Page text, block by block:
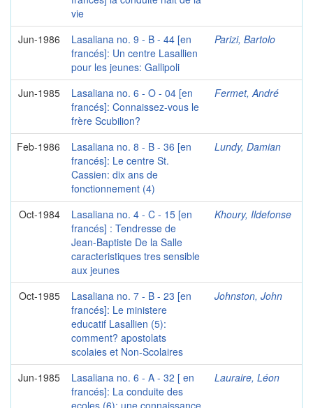
vie
Jun-1986
Lasaliana no. 9 - B - 44 [en
francés]: Un centre Lasallien
pour les jeunes: Gallipoli
Parizi, Bartolo
Jun-1985
Lasaliana no. 6 - O - 04 [en
francés]: Connaissez-vous le
frère Scubilion?
Fermet, André
Feb-1986
Lasaliana no. 8 - B - 36 [en
francés]: Le centre St.
Cassien: dix ans de
fonctionnement (4)
Lundy, Damian
Oct-1984
Lasaliana no. 4 - C - 15 [en
francés] : Tendresse de
Jean-Baptiste De la Salle
caracteristiques tres sensible
aux jeunes
Khoury, Ildefonse
Oct-1985
Lasaliana no. 7 - B - 23 [en
francés]: Le ministere
educatif Lasallien (5):
comment? apostolats
scolaies et Non-Scolaires
Johnston, John
Jun-1985
Lasaliana no. 6 - A - 32 [ en
francés]: La conduite des
Lauraire, Léon